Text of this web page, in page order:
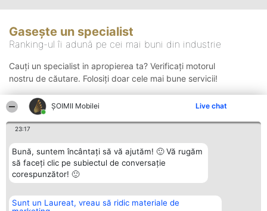
ȘOIMII Mobilei Live chat
23:17
Bună, suntem încântați să vă ajutăm! 🙂 Vă rugăm
să faceți clic pe subiectul de conversație
corespunzător! 🙂
Sunt un Laureat, vreau să ridic materiale de
Gasește un specialist
Ranking-ul îi adună pe cei mai buni din industrie
Cauți un specialist in apropierea ta? Verificați motorul
nostru de căutare. Folosiți doar cele mai bune servicii!
Organizator Ranking Plebiscyt Contact